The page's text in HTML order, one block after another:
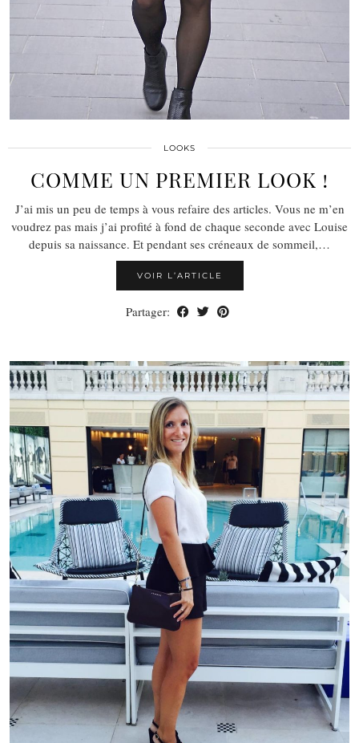
LOOKS
COMME UN PREMIER LOOK !
J’ai mis un peu de temps à vous refaire des articles. Vous ne m’en
voudrez pas mais j’ai profité à fond de chaque seconde avec Louise
depuis sa naissance. Et pendant ses créneaux de sommeil,…
VOIR L’ARTICLE
Partager: